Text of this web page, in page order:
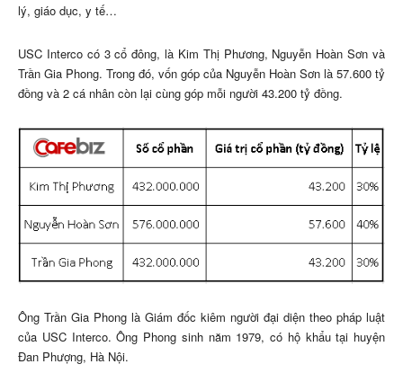
lý, giáo dục, y tế…
USC Interco có 3 cổ đông, là Kim Thị Phương, Nguyễn Hoàn Sơn và
Trần Gia Phong. Trong đó, vốn góp của Nguyễn Hoàn Sơn là 57.600 tỷ
đồng và 2 cá nhân còn lại cùng góp mỗi người 43.200 tỷ đồng.
Ông Trần Gia Phong là Giám đốc kiêm người đại diện theo pháp luật
của USC Interco. Ông Phong sinh năm 1979, có hộ khẩu tại huyện
Đan Phượng, Hà Nội.